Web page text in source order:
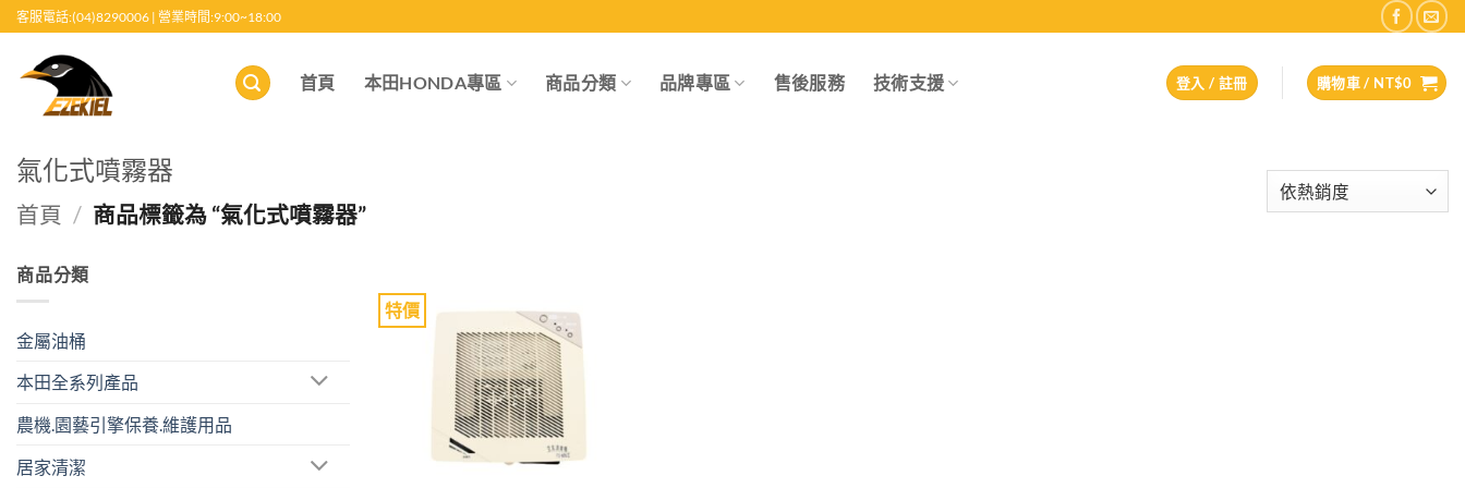
至
客服電話:(04)8290006 | 營業時間:9:00~18:00
首頁 本田HONDA專區 商品分類 品牌專區 售後服務 技術支援 登入 / 註冊 購物車 / NT$0
氣化式噴霧器
首頁 / 商品標籤為 “氣化式噴霧器”
商品分類
金屬油桶
本田全系列產品
農機.園藝引擎保養.維護用品
居家清潔
特價